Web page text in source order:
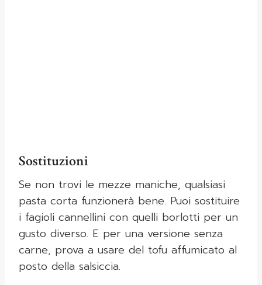
Sostituzioni
Se non trovi le mezze maniche, qualsiasi
pasta corta funzionerà bene. Puoi sostituire
i fagioli cannellini con quelli borlotti per un
gusto diverso. E per una versione senza
carne, prova a usare del tofu affumicato al
posto della salsiccia.